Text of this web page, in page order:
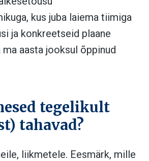
kus juba laiema tiimiga
ja konkreetseid plaane
aasta jooksul õppinud
tegelikult
tahavad?
liikmetele. Eesmärk, mille